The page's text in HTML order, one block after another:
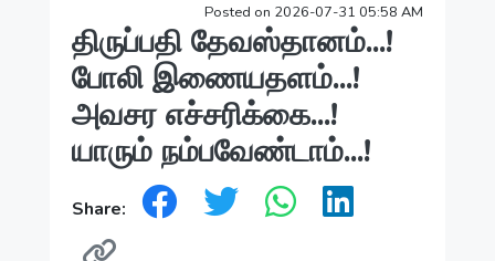
Posted on 2026-07-31 05:58 AM
திருப்பதி தேவஸ்தானம்...!
போலி இணையதளம்...!
அவசர எச்சரிக்கை...!
யாரும் நம்பவேண்டாம்...!
Share: